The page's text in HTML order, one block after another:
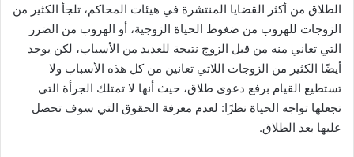
الطلاق من أكثر القضايا المنتشرة في هيئات المحاكم، تلجأ الكثير من
الزوجات للهروب من ضغوط الحياة الزوجية، أو الهروب من الضرر
التي تعاني منه من قبل الزوج نتيجة للعديد من الأسباب، لكن يوجد
أيضًا الكثير من الزوجات اللاتي تعانين من كل هذه الأسباب ولا
تستطيع القيام برفع دعوى طلاق، حيث أنها لا تمتلك الجرأة التي
تجعلها تواجه الحياة نظرًا: لعدم معرفة الحقوق التي سوف تحصل
عليها بعد الطلاق.